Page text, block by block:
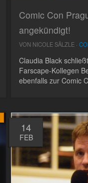
Comic Con
angekündigt!
VON NICOLE SÄLZLE ·
Claudia Black
Farscape-Kollegen
ebenfalls zur Comic
14
FEB